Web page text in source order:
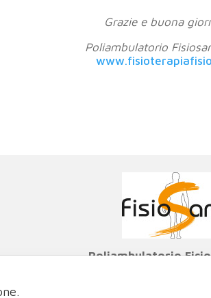
Grazie e buona
Poliambulatorio
Poliambulatorio